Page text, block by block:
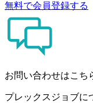
無料で会員登録する
お問い合わせはこち
プレックスジョブに